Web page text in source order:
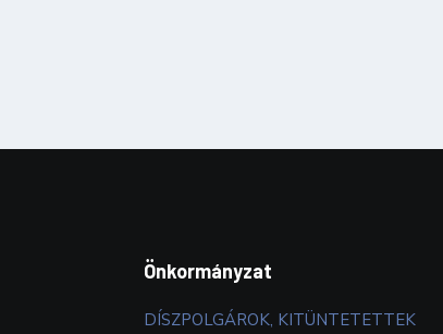
Önkormányzat
DÍSZPOLGÁROK, KITÜNTETETTEK